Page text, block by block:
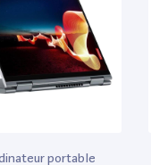
portable